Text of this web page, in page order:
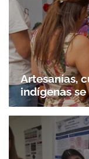
Artesanías,
indígenas